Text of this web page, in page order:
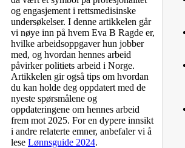
og engasjement i rettsmedisinske
undersøkelser. I denne artikkelen går
vi nøye inn på hvem Eva B Ragde er,
hvilke arbeidsoppgaver hun jobber
med, og hvordan hennes arbeid
påvirker politiets arbeid i Norge.
Artikkelen gir også tips om hvordan
du kan holde deg oppdatert med de
nyeste spørsmålene og
oppdateringene om hennes arbeid
frem mot 2025. For en dypere innsikt
i andre relaterte emner, anbefaler vi å
lese Lønnsguide 2024.